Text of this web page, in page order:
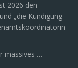
2026 den
„die Kündigung
massives …